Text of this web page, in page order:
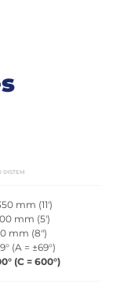
SYSTEM
mm (11')
mm (5')
mm (8")
(A = ±69°)
(C = 600°)